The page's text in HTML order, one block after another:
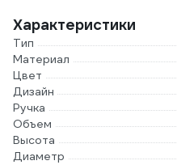
Характеристики
Тип
Материал
Цвет
Дизайн
Ручка
Объем
Высота
Диаметр